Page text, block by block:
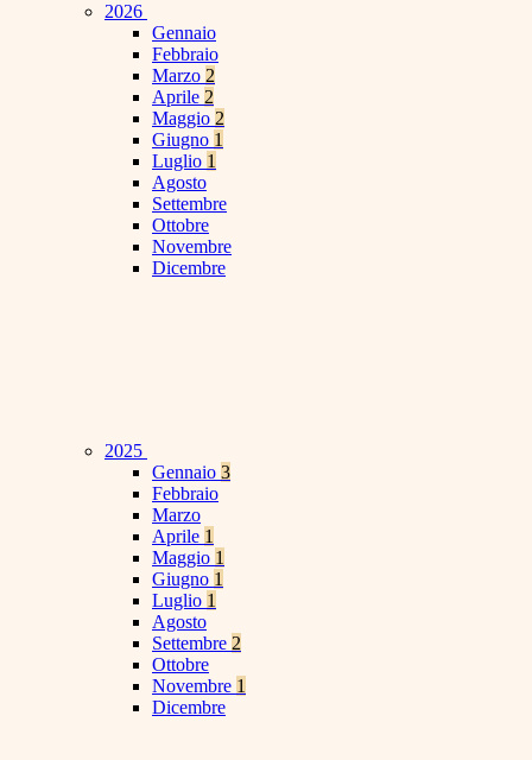
2026
Gennaio
Febbraio
Marzo 2
Aprile 2
Maggio 2
Giugno 1
Luglio 1
Agosto
Settembre
Ottobre
Novembre
Dicembre
2025
Gennaio 3
Febbraio
Marzo
Aprile 1
Maggio 1
Giugno 1
Luglio 1
Agosto
Settembre 2
Ottobre
Novembre 1
Dicembre